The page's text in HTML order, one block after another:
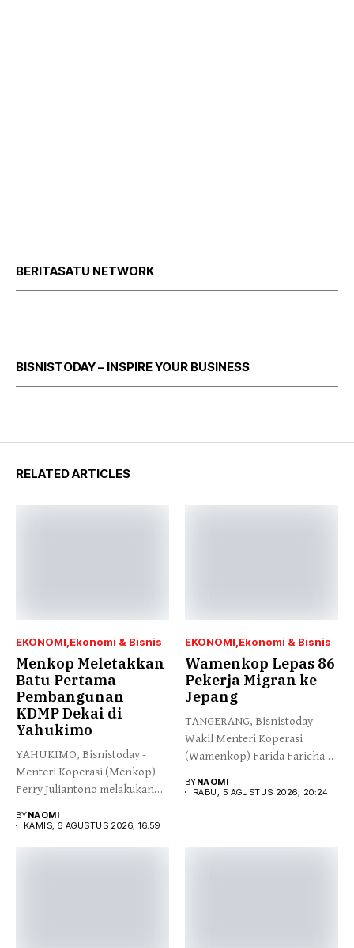
BERITASATU NETWORK
BISNISTODAY – INSPIRE YOUR BUSINESS
RELATED ARTICLES
EKONOMI Ekonomi & Bisnis
Menkop Meletakkan
Batu Pertama
Pembangunan
KDMP Dekai di
Yahukimo
YAHUKIMO, Bisnistoday -
Menteri Koperasi (Menkop)
Ferry Juliantono melakukan
BYNAOMI
KAMIS, 6 AGUSTUS 2026, 16:59
EKONOMI Ekonomi & Bisnis
Wamenkop Lepas 86
Pekerja Migran ke
Jepang
TANGERANG, Bisnistoday –
Wakil Menteri Koperasi
(Wamenkop) Farida Farichah
BYNAOMI
RABU, 5 AGUSTUS 2026, 20:24